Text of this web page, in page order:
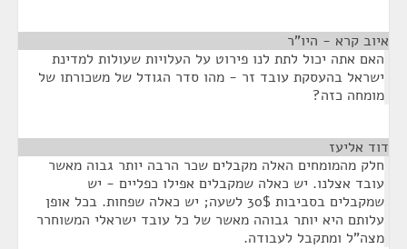
איוב קרא - היו"ר
האם אתה יכול לתת לנו פירוט על העלויות שעולות למדינת
ישראל בהעסקת עובד זר - מהו סדר הגודל של משכורתו של
מומחה כזה?
דוד אליעז
חלק מהמומחים האלה מקבלים שכר הרבה יותר גבוה מאשר
עובד אצלנו. יש כאלה שמקבלים אפילו כפליים - יש
שמקבלים בסביבות 30$ לשעה; יש כאלה שפחות. בכל אופן
עלותם היא יותר גבוהה מאשר של כל עובד ישראלי המשוחרר
מצה"ל ומתקבל לעבודה.